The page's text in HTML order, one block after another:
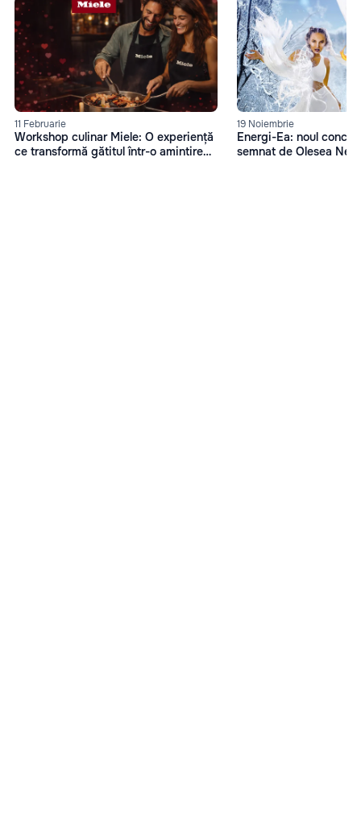
11 Februarie
Workshop culinar Miele: O experiență
ce transformă gătitul într-o amintire
19 Noiembrie
Energi-Ea: noul
semnat de Olesea